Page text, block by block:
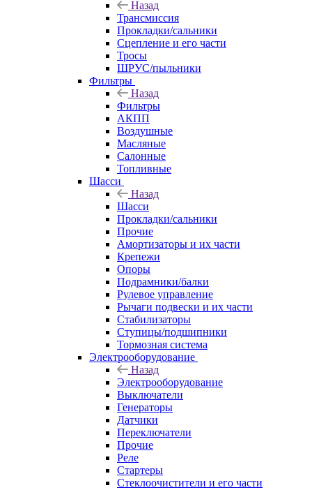
Назад
Трансмиссия
Прокладки/сальники
Сцепление и его части
Тросы
ШРУС/пыльники
Фильтры
Назад
Фильтры
АКПП
Воздушные
Масляные
Салонные
Топливные
Шасси
Назад
Шасси
Прокладки/сальники
Прочие
Амортизаторы и их части
Крепежи
Опоры
Подрамники/балки
Рулевое управление
Рычаги подвески и их части
Стабилизаторы
Ступицы/подшипники
Тормозная система
Электрооборудование
Назад
Электрооборудование
Выключатели
Генераторы
Датчики
Переключатели
Прочие
Реле
Стартеры
Стеклоочистители и его части